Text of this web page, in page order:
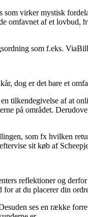
virker mystisk
omfavnet af et lovbud,
som f.eks.
dog er det bare et
tilkendegivelse af at
på området.
som fx hvilken
sit køb af
reflektioner og
at du placerer din
ses en række